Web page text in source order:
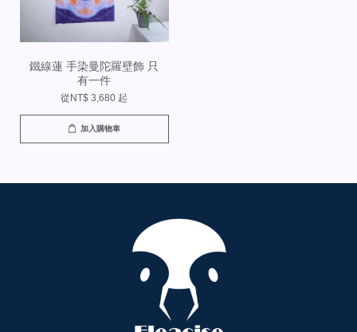
鐵線蓮 手染曼陀羅壁飾 只
有一件
從 NT$ 3,680 起
加入購物車